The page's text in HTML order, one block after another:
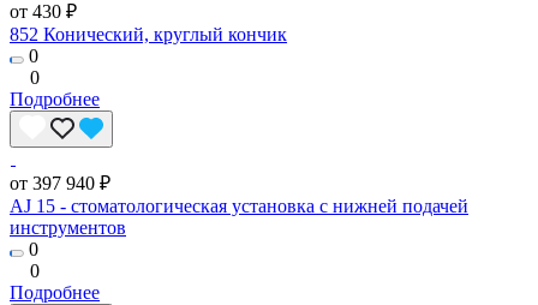
от 430 ₽
852 Конический, круглый кончик
0
0
Подробнее
от 397 940 ₽
AJ 15 - стоматологическая установка с нижней подачей
инструментов
0
0
Подробнее